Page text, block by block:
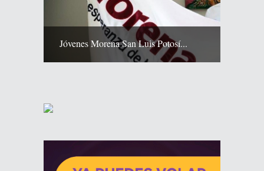
Jóvenes Morena San Luis Potosí...